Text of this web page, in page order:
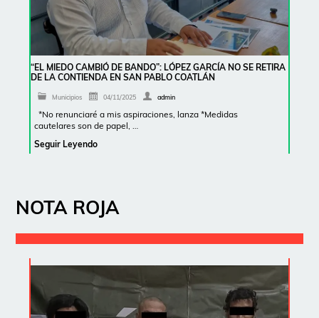
“EL MIEDO CAMBIÓ DE BANDO”: LÓPEZ GARCÍA NO SE RETIRA
DE LA CONTIENDA EN SAN PABLO COATLÁN
Municipios 04/11/2025 admin
*No renunciaré a mis aspiraciones, lanza *Medidas
cautelares son de papel, …
Seguir Leyendo
NOTA ROJA